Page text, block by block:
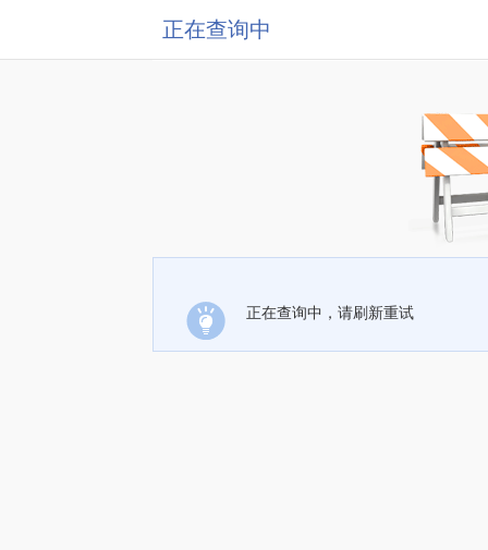
正在查询中
正在查询中，请刷新重试